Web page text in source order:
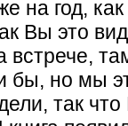
на год,
Вы это
встрече,
бы, но мы
так